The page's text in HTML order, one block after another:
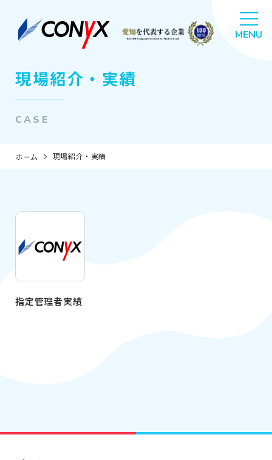
現場紹介・実績
CASE
ホーム 現場紹介・実績
指定管理者実績